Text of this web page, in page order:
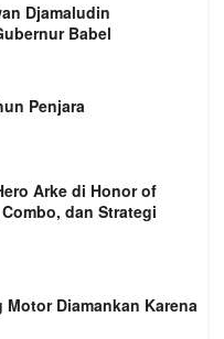
Djamaludin
Babel
Penjara
Arke di Honor of
dan Strategi
Motor Diamankan Karena